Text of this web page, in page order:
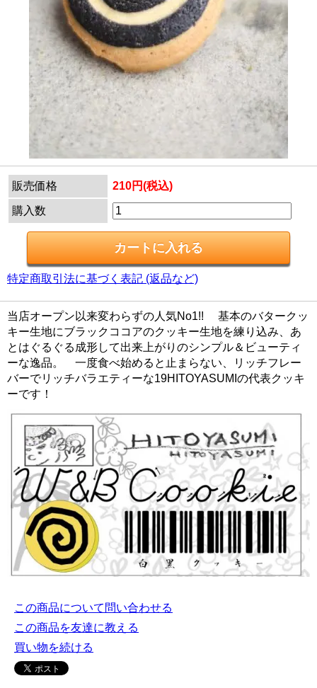
販売価格 210円(税込)
購入数
特定商取引法に基づく表記 (返品など)
当店オープン以来変わらずの人気No1!! 基本のバタークッ
キー生地にブラックココアのクッキー生地を練り込み、あ
とはぐるぐる成形して出来上がりのシンプル＆ビューティ
ーな逸品。 一度食べ始めると止まらない、リッチフレー
バーでリッチバラエティーな19HITOYASUMIの代表クッキ
ーです！
この商品について問い合わせる
この商品を友達に教える
買い物を続ける